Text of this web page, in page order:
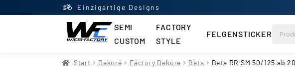
Einzigartige Designs
SEMI
CUSTOM
FACTORY
STYLE
FELGENSTICKER
StartAGB Datenschutzerklärung
Start Dekore Factory Dekore Beta Beta RR SM 50/125 ab